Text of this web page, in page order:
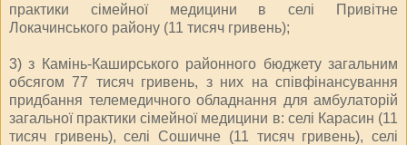
практики сімейної медицини в селі Привітне
Локачинського району (11 тисяч гривень);
3) з Камінь-Каширського районного бюджету загальним
обсягом 77 тисяч гривень, з них на співфінансування
придбання телемедичного обладнання для амбулаторій
загальної практики сімейної медицини в: селі Карасин (11
тисяч гривень), селі Сошичне (11 тисяч гривень), селі